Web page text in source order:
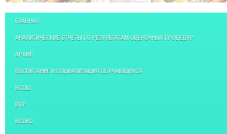
ГЛАВНАЯ
АНАЛИТИЧЕСКИЕ ОТЧЕТЫ ПО РЕЗУЛЬТАТАМ ОЦЕНОЧНЫХ ПРОЦЕДУР
АРХИВ
ВОСПИТАНИЕ И СОЦИАЛИЗАЦИЯ ОБУЧАЮЩИХСЯ
ВСОШ
ВПР
ВСОКО